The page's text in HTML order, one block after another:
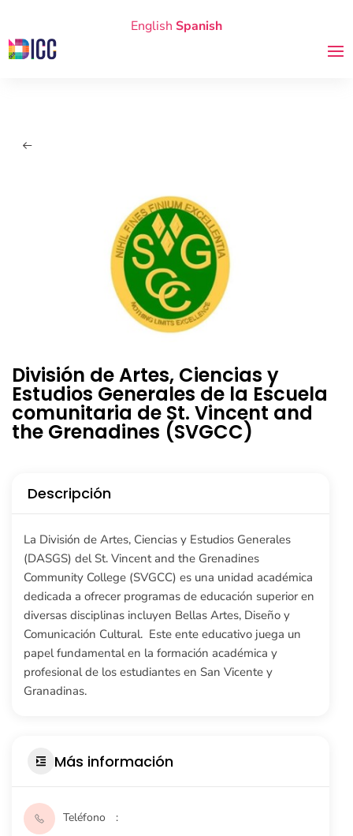
English Spanish
División de Artes, Ciencias y
Estudios Generales de la Escuela
comunitaria de St. Vincent and
the Grenadines (SVGCC)
Descripción
La División de Artes, Ciencias y Estudios Generales
(DASGS) del St. ​Vincent and the Grenadines
Community College (SVGCC) es una unidad académica
dedicada a ofrecer programas de educación superior en
diversas disciplinas incluyen Bellas Artes, Diseño y
Comunicación Cultural. ​ Este ente educativo juega un
papel fundamental en la formación académica y
profesional de los estudiantes en San Vicente y
Granadinas.
Más información
Teléfono